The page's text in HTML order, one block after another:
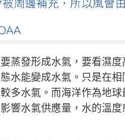
發形成水氣，要看濕度
水能變成水氣。只是在
多水氣。而海洋作為地
響水氣供應量，水的溫